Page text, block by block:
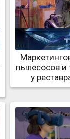
пылесосов и
у